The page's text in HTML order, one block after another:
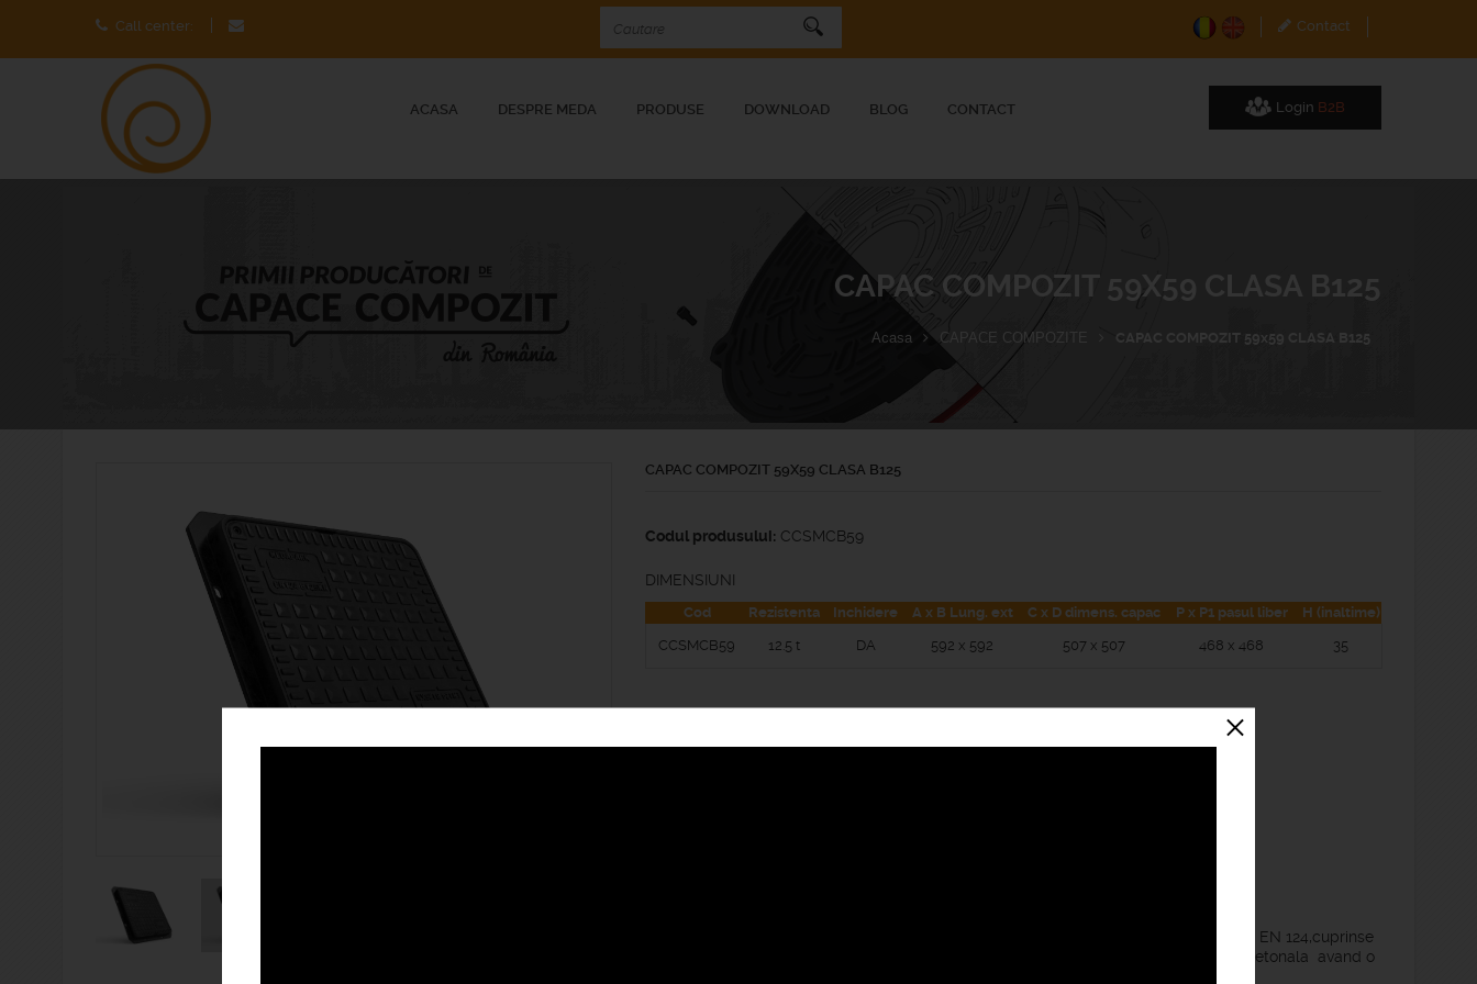
Call center: Contact
Login B2B
ACASA DESPRE MEDA PRODUSE DOWNLOAD BLOG CONTACT
CAPAC COMPOZIT 59X59 CLASA B125
Acasa CAPACE COMPOZITE CAPAC COMPOZIT 59x59 CLASA B125
CAPAC COMPOZIT 59X59 CLASA B125
Codul produsului: CCSMCB59
DIMENSIUNI
Cod Rezistenta Inchidere A x B Lung. ext C x D dimens. capac P x P1 pasul liber
H (inaltime)
CCSMCB59
12.5 t DA 592 x 592 507 x 507 468 x 468 35
DESCARCĂ FIȘA TEHNICĂ
produse fabricate si testate conform standardelor EN 124,cuprinse
in Agrement Tehnic 003-05/290-2013.Aceste capace se preteaza pentru zona pietonala avand o